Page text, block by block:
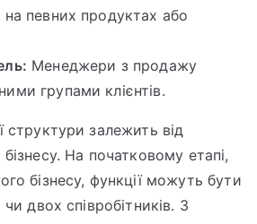
на певних продуктах або
Менеджери з продажу
групами клієнтів.
структури залежить від
На початковому етапі,
бізнесу, функції можуть бути
двох співробітників. З